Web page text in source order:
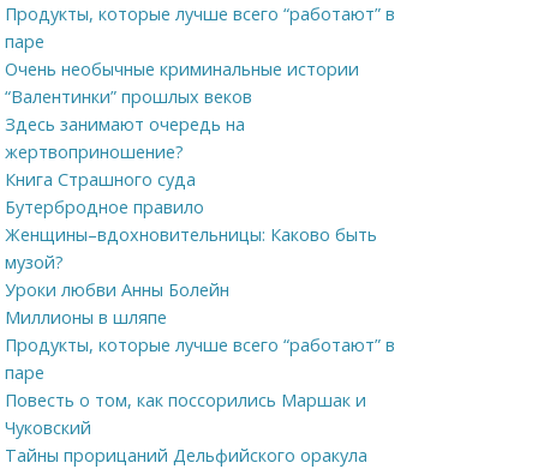
Продукты, которые лучше всего “работают” в
паре
Очень необычные криминальные истории
“Валентинки” прошлых веков
Здесь занимают очередь на
жертвоприношение?
Книга Страшного суда
Бутербродное правило
Женщины–вдохновительницы: Каково быть
музой?
Уроки любви Анны Болейн
Миллионы в шляпе
Продукты, которые лучше всего “работают” в
паре
Повесть о том, как поссорились Маршак и
Чуковский
Тайны прорицаний Дельфийского оракула